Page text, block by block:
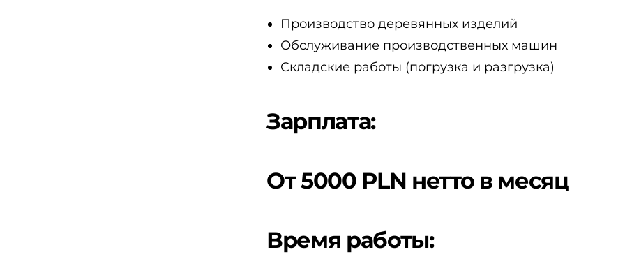
Производство деревянных изделий
Обслуживание производственных машин
Складские работы (погрузка и разгрузка)
Зарплата:
От 5000 PLN нетто в месяц
Время работы: